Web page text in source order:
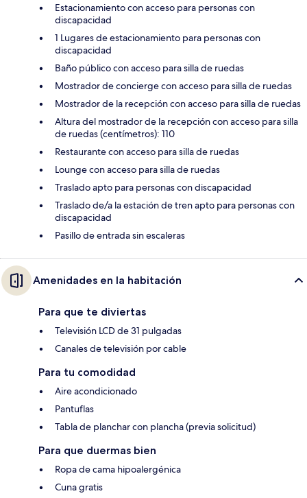
Estacionamiento con acceso para personas con
discapacidad
1 Lugares de estacionamiento para personas con
discapacidad
Baño público con acceso para silla de ruedas
Mostrador de concierge con acceso para silla de ruedas
Mostrador de la recepción con acceso para silla de ruedas
Altura del mostrador de la recepción con acceso para silla
de ruedas (centímetros): 110
Restaurante con acceso para silla de ruedas
Lounge con acceso para silla de ruedas
Traslado apto para personas con discapacidad
Traslado de/a la estación de tren apto para personas con
discapacidad
Pasillo de entrada sin escaleras
Amenidades en la habitación
Para que te diviertas
Televisión LCD de 31 pulgadas
Canales de televisión por cable
Para tu comodidad
Aire acondicionado
Pantuflas
Tabla de planchar con plancha (previa solicitud)
Para que duermas bien
Ropa de cama hipoalergénica
Cuna gratis